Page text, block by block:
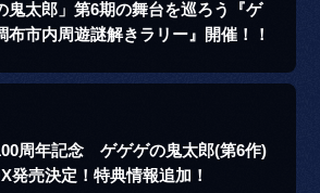
鬼太郎」第6期の舞台を巡ろう『ゲ
市内周遊謎解きラリー』開催！！
周年記念 ゲゲゲの鬼太郎(第6作)
発売決定！特典情報追加！